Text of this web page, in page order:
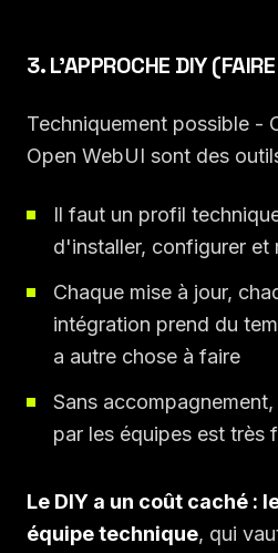
3. L'APPROCHE DIY
Techniquement possible -
Open WebUI sont des
Il faut un profil
d'installer, configurer et
Chaque mise à jour,
intégration prend du
a autre chose à faire
Sans
par les équipes est très
Le DIY a un coût caché :
équipe technique, qui